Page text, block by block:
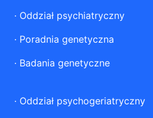
· Oddział psychiatryczny
· Poradnia genetyczna
· Badania genetyczne
· Oddział psychogeriatryczny